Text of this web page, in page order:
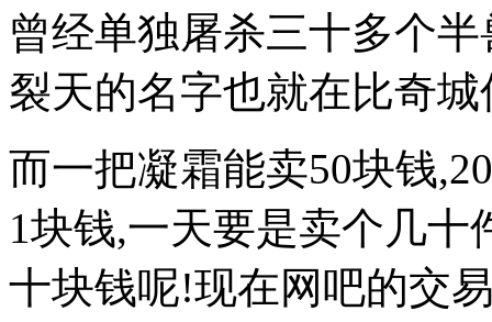
曾经单独屠杀三十多个
裂天的名字也就在比奇
而一把凝霜能卖50块钱
1块钱,一天要是卖个几
十块钱呢!现在网吧的交